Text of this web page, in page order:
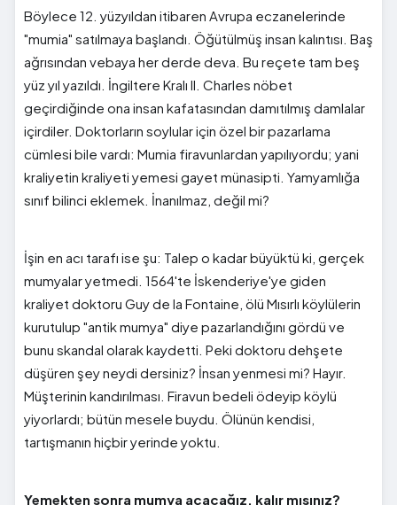
Böylece 12. yüzyıldan itibaren Avrupa eczanelerinde
"mumia" satılmaya başlandı. Öğütülmüş insan kalıntısı. Baş
ağrısından vebaya her derde deva. Bu reçete tam beş
yüz yıl yazıldı. İngiltere Kralı II. Charles nöbet
geçirdiğinde ona insan kafatasından damıtılmış damlalar
içirdiler. Doktorların soylular için özel bir pazarlama
cümlesi bile vardı: Mumia firavunlardan yapılıyordu; yani
kraliyetin kraliyeti yemesi gayet münasipti. Yamyamlığa
sınıf bilinci eklemek. İnanılmaz, değil mi?
İşin en acı tarafı ise şu: Talep o kadar büyüktü ki, gerçek
mumyalar yetmedi. 1564'te İskenderiye'ye giden
kraliyet doktoru Guy de la Fontaine, ölü Mısırlı köylülerin
kurutulup "antik mumya" diye pazarlandığını gördü ve
bunu skandal olarak kaydetti. Peki doktoru dehşete
düşüren şey neydi dersiniz? İnsan yenmesi mi? Hayır.
Müşterinin kandırılması. Firavun bedeli ödeyip köylü
yiyorlardı; bütün mesele buydu. Ölünün kendisi,
tartışmanın hiçbir yerinde yoktu.
Yemekten sonra mumya açacağız, kalır mısınız?